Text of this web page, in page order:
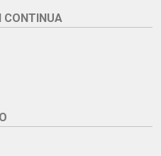
CONTINUA